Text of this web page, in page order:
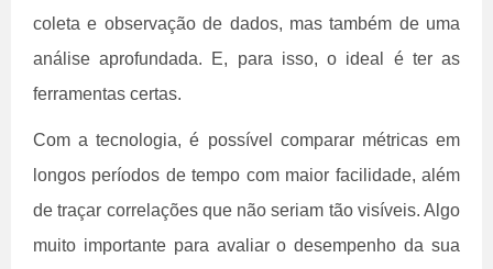
coleta e observação de dados, mas também de uma
análise aprofundada. E, para isso, o ideal é ter as
ferramentas certas.
Com a tecnologia, é possível comparar métricas em
longos períodos de tempo com maior facilidade, além
de traçar correlações que não seriam tão visíveis. Algo
muito importante para avaliar o desempenho da sua